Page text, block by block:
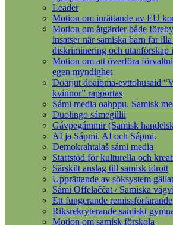
Leader
Motion om inrättande av EU
Motion om åtgärder både
insatser när samiska barn far
diskriminering och utanförskap
Motion om att överföra
egen myndighet
Doarjut doaibma-evttohusaid
kvinnor” rapportas
Sámi media oahppu. Samisk
Duolingo sámegillii
Gávpegámmir (Samisk
AI ja Sápmi. AI och Sápmi.
Demokrahtalaš sámi media
Startstöd för kulturella och
Särskilt anslag till samisk idrott
Upprättande av söksystem
Sámi Offelaččat / Samiska
Ett fungerande remissförfarande
Riksrekryterande samiskt
Motion om samisk förskola